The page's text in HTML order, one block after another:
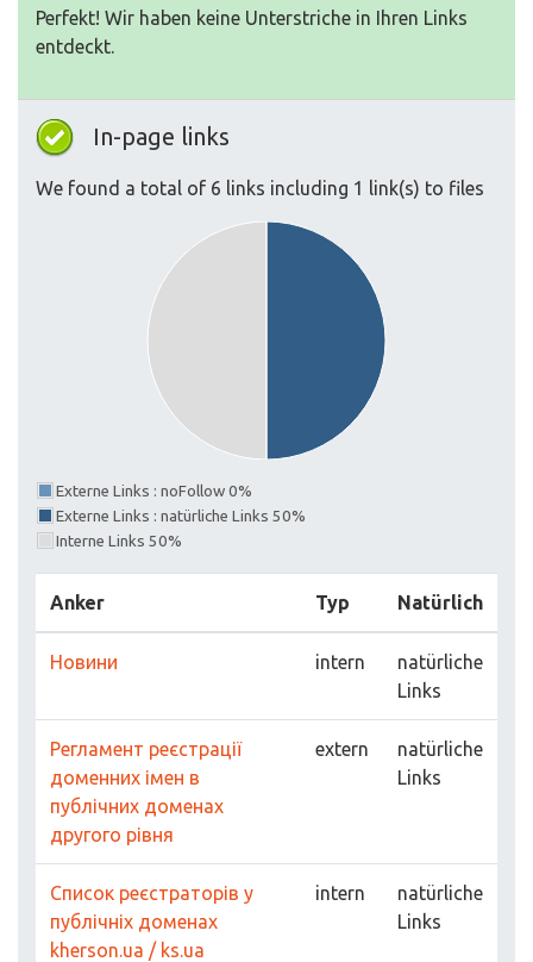
Perfekt! Wir haben keine Unterstriche in Ihren Links
entdeckt.
In-page links
We found a total of 6 links including 1 link(s) to files
Externe Links : noFollow 0%
Externe Links : natürliche Links 50%
Interne Links 50%
Anker Typ Natürlich
Новини intern
natürliche
Links
Регламент реєстрації
доменних імен в
публічних доменах
другого рівня
extern
natürliche
Links
Список реєстраторів у
публічніх доменах
kherson.ua / ks.ua
intern
natürliche
Links